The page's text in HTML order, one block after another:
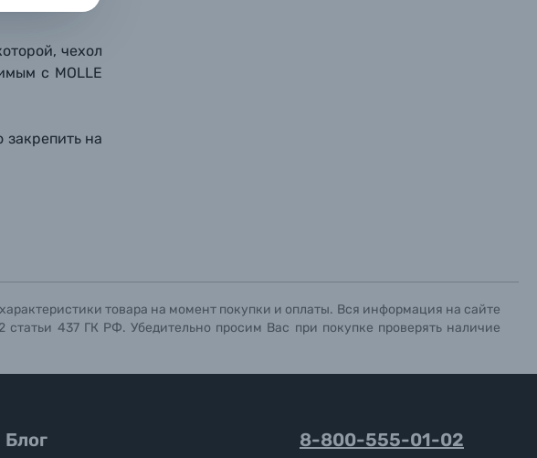
обработку персональных данных.
обработку персональных данных.
чехол
с MOLLE
на
товара на момент покупки и оплаты. Вся информация на сайте
437 ГК РФ. Убедительно просим Вас при покупке проверять наличие
обработку персональных данных.
Блог 8-800-555-01-02